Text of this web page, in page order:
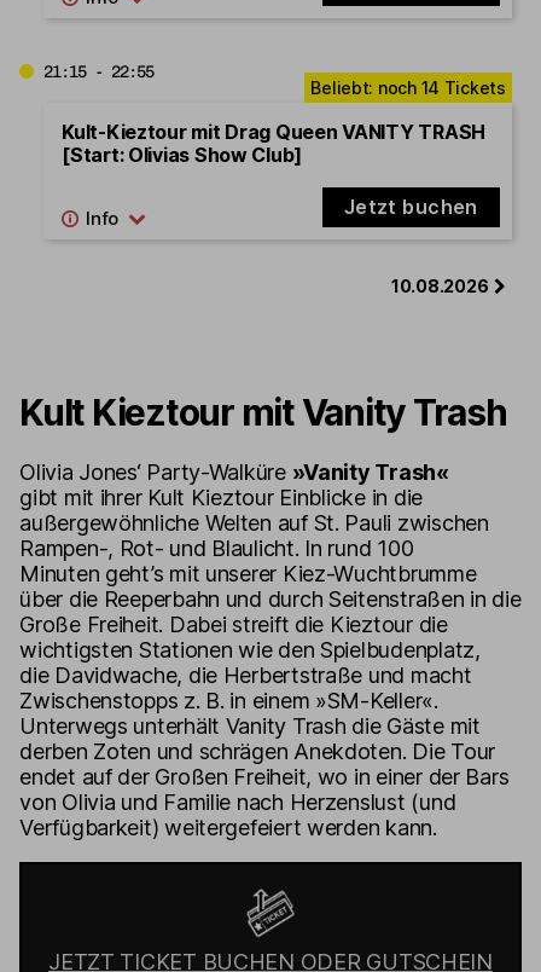
21:15 - 22:55
Kult-Kieztour mit Drag Queen VANITY TRASH
[Start: Olivias Show Club]
Jetzt buchen
10.08.2026
Kult Kieztour mit Vanity Trash
Olivia Jones‘ Party-Walküre »Vanity Trash«
gibt mit ihrer Kult Kieztour Einblicke in die
außergewöhnliche Welten auf St. Pauli zwischen
Rampen-, Rot- und Blaulicht. In rund 100
Minuten geht’s mit unserer Kiez-Wuchtbrumme
über die Reeperbahn und durch Seitenstraßen in die
Große Freiheit. Dabei streift die Kieztour die
wichtigsten Stationen wie den Spielbudenplatz,
die Davidwache, die Herbertstraße und macht
Zwischenstopps z. B. in einem »SM-Keller«.
Unterwegs unterhält Vanity Trash die Gäste mit
derben Zoten und schrägen Anekdoten. Die Tour
endet auf der Großen Freiheit, wo in einer der Bars
von Olivia und Familie nach Herzenslust (und
Verfügbarkeit) weitergefeiert werden kann.
JETZT TICKET BUCHEN ODER GUTSCHEIN